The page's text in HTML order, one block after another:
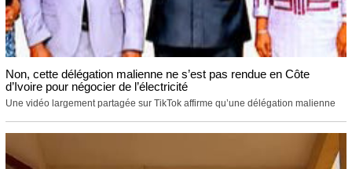
Non, cette délégation malienne ne s’est pas rendue en Côte
d’Ivoire pour négocier de l’électricité
Une vidéo largement partagée sur TikTok affirme qu’une délégation malienne